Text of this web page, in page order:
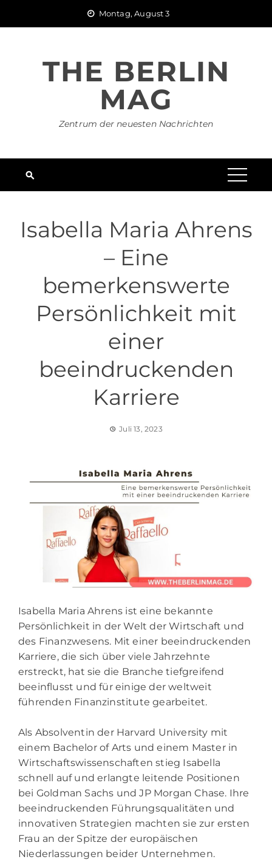
Montag, August 3
THE BERLIN
MAG
Zentrum der neuesten Nachrichten
Isabella Maria Ahrens
– Eine
bemerkenswerte
Persönlichkeit mit
einer
beeindruckenden
Karriere
Juli 13, 2023
Isabella Maria Ahrens ist eine bekannte
Persönlichkeit in der Welt der Wirtschaft und
des Finanzwesens. Mit einer beeindruckenden
Karriere, die sich über viele Jahrzehnte
erstreckt, hat sie die Branche tiefgreifend
beeinflusst und für einige der weltweit
führenden Finanzinstitute gearbeitet.
Als Absolventin der Harvard University mit
einem Bachelor of Arts und einem Master in
Wirtschaftswissenschaften stieg Isabella
schnell auf und erlangte leitende Positionen
bei Goldman Sachs und JP Morgan Chase. Ihre
beeindruckenden Führungsqualitäten und
innovativen Strategien machten sie zur ersten
Frau an der Spitze der europäischen
Niederlassungen beider Unternehmen.